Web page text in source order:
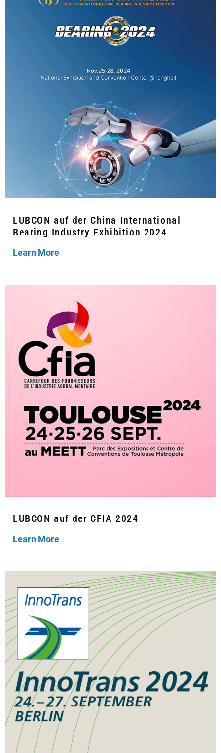
LUBCON auf der China International
Bearing Industry Exhibition 2024
Learn More
LUBCON auf der CFIA 2024
Learn More